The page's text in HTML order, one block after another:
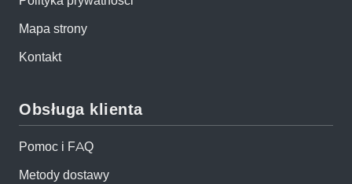
Mapa strony
Kontakt
Obsługa klienta
Pomoc i FAQ
Metody dostawy